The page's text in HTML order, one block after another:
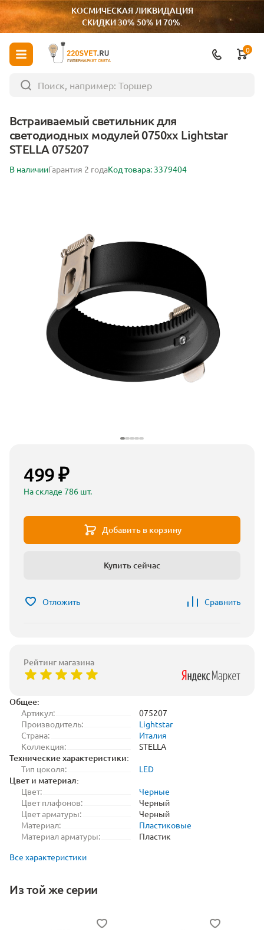
КОСМИЧЕСКАЯ ЛИКВИДАЦИЯ
СКИДКИ 30% 50% И 70%.
ГИПЕРМАРКЕТ СВЕТА
0
Встраиваемый светильник для
светодиодных модулей 0750xx Lightstar
STELLA 075207
В наличииГарантия 2 годаКод товара: 3379404
Общее:
Артикул:
075207
Производитель:
Lightstar
Страна:
Италия
Коллекция:
STELLA
Технические характеристики:
Тип цоколя: LED
Цвет и материал:
Цвет:
Черные
Цвет плафонов:
Черный
Цвет арматуры:
Черный
Материал:
Пластиковые
Материал арматуры:
Пластик
Все характеристики
Из той же серии
499 ₽
На складе 786 шт.
Добавить в корзину
Купить сейчас
Отложить Сравнить
Рейтинг магазина